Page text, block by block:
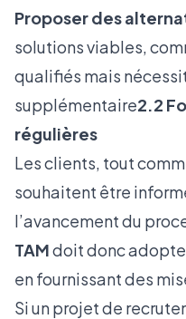
Proposer des
solutions viables,
qualifiés mais
supplémentaire2.2
régulières
Les clients, tout
souhaitent être
l’avancement du
TAMdoit donc
en fournissant des
Si un projet de